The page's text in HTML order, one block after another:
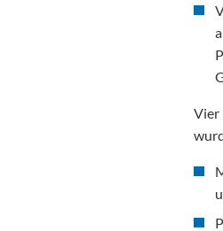
​Vier